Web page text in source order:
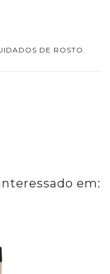
DE ROSTO
em: